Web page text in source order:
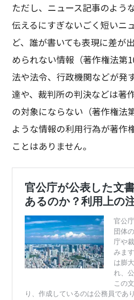
ただし、ニュース記事のよう
伝えるにすぎないごく短いニ
ど、誰が書いても表現に差が
められない情報（著作権法第
法や法令、行政機関などが発
達や、裁判所の判決などは著
の対象にならない（著作権法
ような情報の利用行為が著作
ことはありません。